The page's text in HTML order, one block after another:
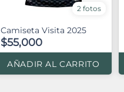
2 fotos
Camiseta Visita 2025
$55,000
AÑADIR AL CARRITO